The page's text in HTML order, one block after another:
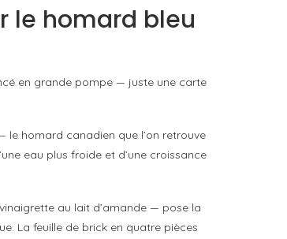
le homard bleu
en grande pompe — juste une carte
le homard canadien que l’on retrouve
eau plus froide et d’une croissance
au lait d’amande — pose la
La feuille de brick en quatre pièces